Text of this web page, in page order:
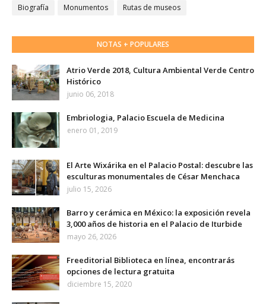
Biografía
Monumentos Rutas de museos
NOTAS + POPULARES
Atrio Verde 2018, Cultura Ambiental Verde Centro
Histórico
junio 06, 2018
Embriologia, Palacio Escuela de Medicina
enero 01, 2019
El Arte Wixárika en el Palacio Postal: descubre las
esculturas monumentales de César Menchaca
julio 15, 2026
Barro y cerámica en México: la exposición revela
3,000 años de historia en el Palacio de Iturbide
mayo 26, 2026
Freeditorial Biblioteca en línea, encontrarás
opciones de lectura gratuita
diciembre 15, 2020